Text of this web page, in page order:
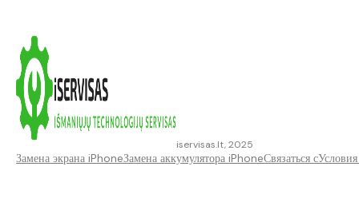
iservisas.lt, 2025
Замена экрана iPhoneЗамена аккумулятора iPhoneСвязаться с